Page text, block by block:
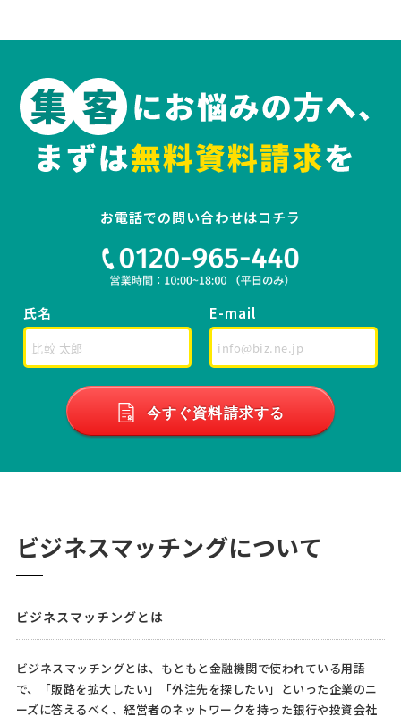
お電話での問い合わせはコチラ
氏名 E-mail
今すぐ資料請求する
ビジネスマッチングについて
ビジネスマッチングとは
ビジネスマッチングとは、もともと金融機関で使われている用語
で、「販路を拡大したい」「外注先を探したい」といった企業のニ
ーズに答えるべく、経営者のネットワークを持った銀行や投資会社